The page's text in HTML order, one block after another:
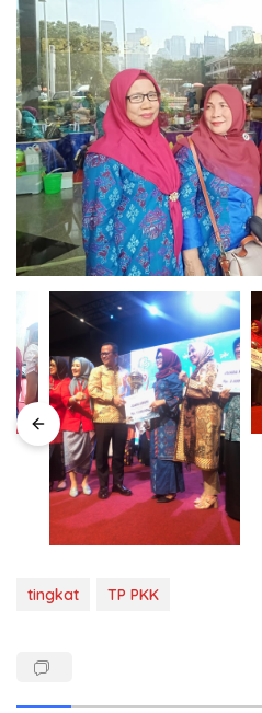
tingkat TP PKK